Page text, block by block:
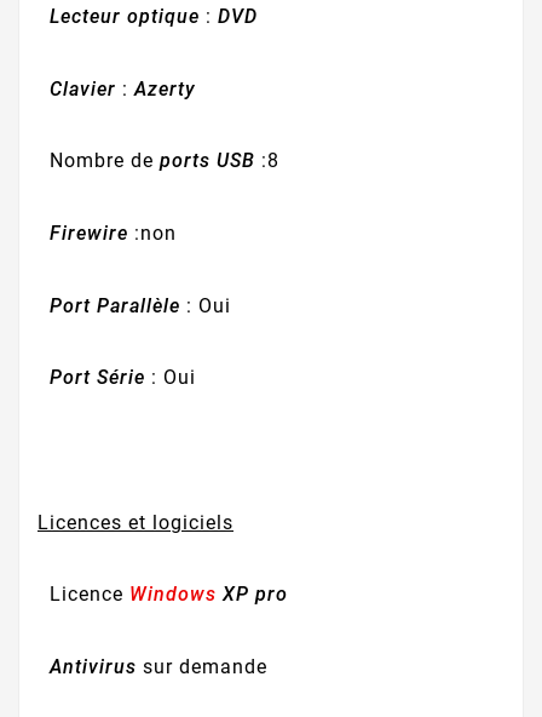
Lecteur optique : DVD
Clavier : Azerty
Nombre de ports USB :8
Firewire :non
Port Parallèle : Oui
Port Série : Oui
Licences et logiciels
Licence Windows XP pro
Antivirus sur demande